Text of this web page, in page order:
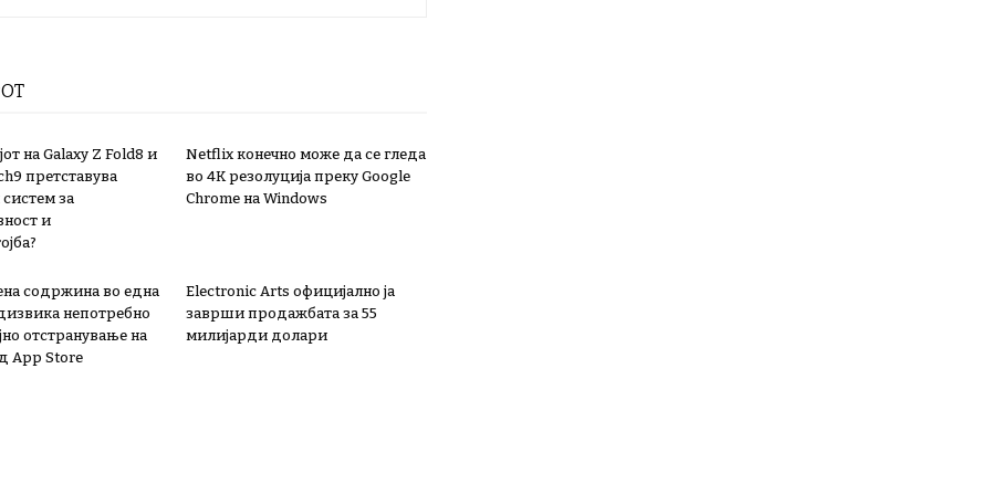
на Galaxy Z Fold8 и
претставува
за
и
Netflix конечно може да се гледа
во 4K резолуција преку Google
Chrome на Windows
содржина во една
непотребно
отстранување на
App Store
Electronic Arts официјално ја
заврши продажбата за 55
милијарди долари